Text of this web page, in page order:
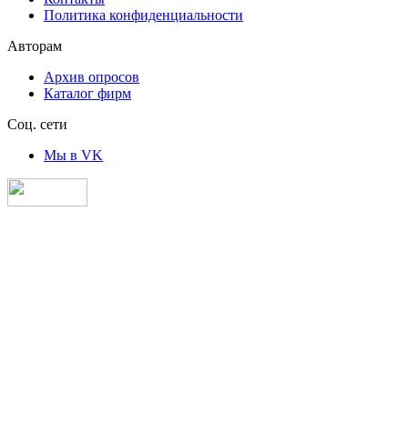
Политика конфиденциальности
Авторам
Архив опросов
Каталог фирм
Соц. сети
Мы в VK